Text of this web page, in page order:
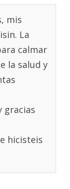
mis
La
calmar
la salud y
gracias
hicisteis